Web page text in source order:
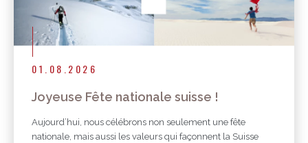
01.08.2026
Joyeuse Fête nationale suisse !
Aujourd’hui, nous célébrons non seulement une fête
nationale, mais aussi les valeurs qui façonnent la Suisse